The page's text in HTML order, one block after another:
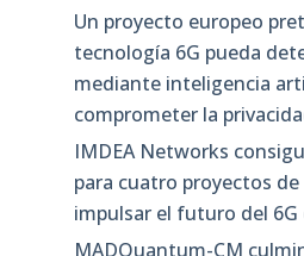
Un proyecto europeo
tecnología 6G pueda
mediante inteligencia
comprometer la
IMDEA Networks
para cuatro proyectos de
impulsar el futuro del 6G
MADQuantum-CM